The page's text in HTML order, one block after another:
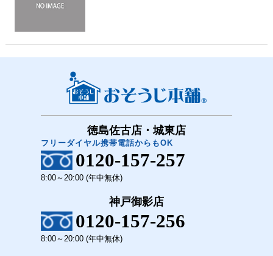
徳島佐古店・城東店
フリーダイヤル携帯電話からもOK
0120-157-257
8:00～20:00 (年中無休)
神戸御影店
0120-157-256
8:00～20:00 (年中無休)